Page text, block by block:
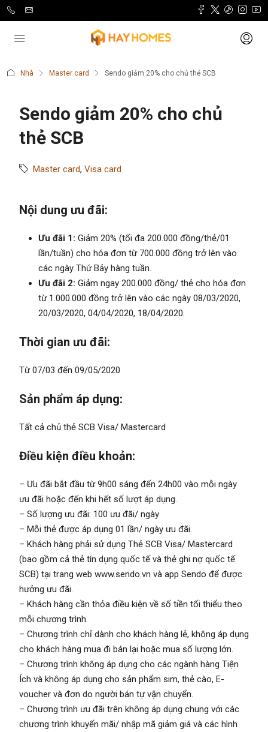
Nhà Master card Sendo giảm 20% cho chủ thẻ SCB
Sendo giảm 20% cho chủ
thẻ SCB
Master card, Visa card
Nội dung ưu đãi:
Ưu đãi 1: Giảm 20% (tối đa 200.000 đồng/thẻ/01
lần/tuần) cho hóa đơn từ 700.000 đồng trở lên vào
các ngày Thứ Bảy hàng tuần.
Ưu đãi 2: Giảm ngay 200.000 đồng/ thẻ cho hóa đơn
từ 1.000.000 đồng trở lên vào các ngày 08/03/2020,
20/03/2020, 04/04/2020, 18/04/2020.
Thời gian ưu đãi:
Từ 07/03 đến 09/05/2020
Sản phẩm áp dụng:
Tất cả chủ thẻ SCB Visa/ Mastercard
Điều kiện điều khoản:
– Ưu đãi bắt đầu từ 9h00 sáng đến 24h00 vào mỗi ngày
ưu đãi hoặc đến khi hết số lượt áp dụng.
– Số lượng ưu đãi: 100 ưu đãi/ ngày
– Mỗi thẻ được áp dụng 01 lần/ ngày ưu đãi.
– Khách hàng phải sử dụng Thẻ SCB Visa/ Mastercard
(bao gồm cả thẻ tín dụng quốc tế và thẻ ghi nợ quốc tế
SCB) tại trang web www.sendo.vn và app Sendo để được
hưởng ưu đãi.
– Khách hàng cần thỏa điều kiện về số tiền tối thiểu theo
mỗi chương trình.
– Chương trình chỉ dành cho khách hàng lẻ, không áp dụng
cho khách hàng mua đi bán lại hoặc mua số lượng lớn.
– Chương trình không áp dụng cho các ngành hàng Tiện
Ích và không áp dụng cho sản phẩm sim, thẻ cào, E-
voucher và đơn do người bán tự vận chuyển.
– Chương trình ưu đãi trên không áp dụng chung với các
chương trình khuyến mãi/ nhập mã giảm giá và các hình